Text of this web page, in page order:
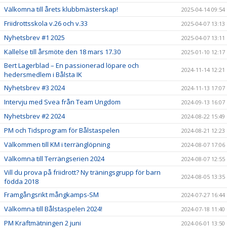
Välkomna till årets klubbmästerskap! 2025-04-14 09:54
Friidrottsskola v.26 och v.33 2025-04-07 13:13
Nyhetsbrev #1 2025 2025-04-07 13:11
Kallelse till årsmöte den 18 mars 17.30 2025-01-10 12:17
Bert Lagerblad – En passionerad löpare och
hedersmedlem i Bålsta IK
2024-11-14 12:21
Nyhetsbrev #3 2024 2024-11-13 17:07
Intervju med Svea från Team Ungdom 2024-09-13 16:07
Nyhetsbrev #2 2024 2024-08-22 15:49
PM och Tidsprogram för Bålstaspelen 2024-08-21 12:23
Välkommen till KM i terränglöpning 2024-08-07 17:06
Välkomna till Terrängserien 2024 2024-08-07 12:55
Vill du prova på friidrott? Ny träningsgrupp för barn
födda 2018
2024-08-05 13:35
Framgångsrikt mångkamps-SM 2024-07-27 16:44
Välkomna till Bålstaspelen 2024! 2024-07-18 11:40
PM Kraftmätningen 2 juni 2024-06-01 13:50